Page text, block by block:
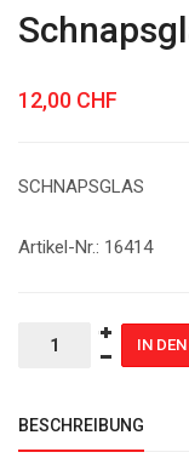
12,00 CHF
SCHNAPSGLAS
Artikel-Nr.: 16414
BESCHREIBUNG